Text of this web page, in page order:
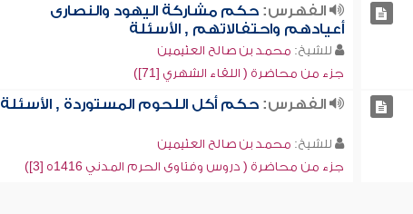
الفهرس: حكم مشاركة اليهود والنصارى
أعيادهم واحتفالاتهم , الأسئلة
للشيخ: محمد بن صالح العثيمين
جزء من محاضرة ( اللقاء الشهري [71])
الفهرس: حكم أكل اللحوم المستوردة , الأسئلة
للشيخ: محمد بن صالح العثيمين
جزء من محاضرة ( دروس وفتاوى الحرم المدني 1416ه [3])